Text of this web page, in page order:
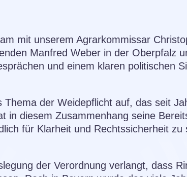
mit unserem Agrarkommissar
Manfred Weber in der Oberpfalz
und einem klaren politischen
der Weidepflicht auf, das seit
in diesem Zusammenhang seine
für Klarheit und Rechtssicherheit
der Verordnung verlangt, dass